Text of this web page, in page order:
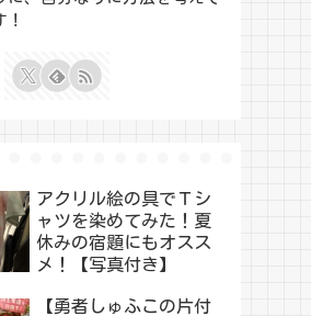
アクリル絵の具でＴシ
ャツを染めてみた！夏
休みの宿題にもオスス
メ！【写真付き】
【勇者しゅふこの片付